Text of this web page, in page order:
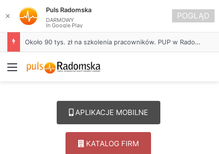
Około 90 tys. zł na szkolenia pracowników. PUP w Radomsku ogłasza nabór wniosków
Menu
APLIKACJE MOBILNE
KATALOG FIRM
✕
Puls Radomska
DARMOWY
In Google Play
POGLĄD